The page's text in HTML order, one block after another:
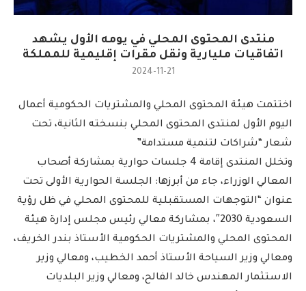
منتدى المحتوى المحلي في يومه الأول يشهد
اتفاقيات مليارية ونقل مقرات إقليمية للمملكة
2024-11-21
اختتمت هيئة المحتوى المحلي والمشتريات الحكومية أعمال
اليوم الأول لمنتدى المحتوى المحلي بنسخته الثانية، تحت
شعار “شراكات لتنمية مستدامة”
وتخلل المنتدى إقامة 4 جلسات حوارية بمشاركة أصحاب
المعالي الوزراء، جاء من أبرزها: الجلسة الحوارية الأولى تحت
عنوان “التوجهات المستقبلية للمحتوى المحلي في ظل رؤية
السعودية 2030″، بمشاركة معالي رئيس مجلس إدارة هيئة
المحتوى المحلي والمشتريات الحكومية الأستاذ بندر الخريف،
ومعالي وزير السياحة الأستاذ أحمد الخطيب، ومعالي وزير
الاستثمار المهندس خالد الفالح، ومعالي وزير البلديات